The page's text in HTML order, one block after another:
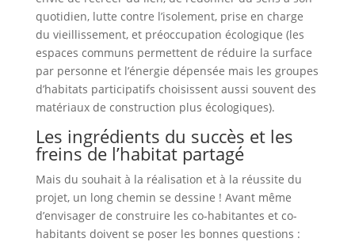
quotidien, lutte contre l’isolement, prise en charge
du vieillissement, et préoccupation écologique (les
espaces communs permettent de réduire la surface
par personne et l’énergie dépensée mais les groupes
d’habitats participatifs choisissent aussi souvent des
matériaux de construction plus écologiques).
Les ingrédients du succès et les
freins de l’habitat partagé
Mais du souhait à la réalisation et à la réussite du
projet, un long chemin se dessine ! Avant même
d’envisager de construire les co-habitantes et co-
habitants doivent se poser les bonnes questions :